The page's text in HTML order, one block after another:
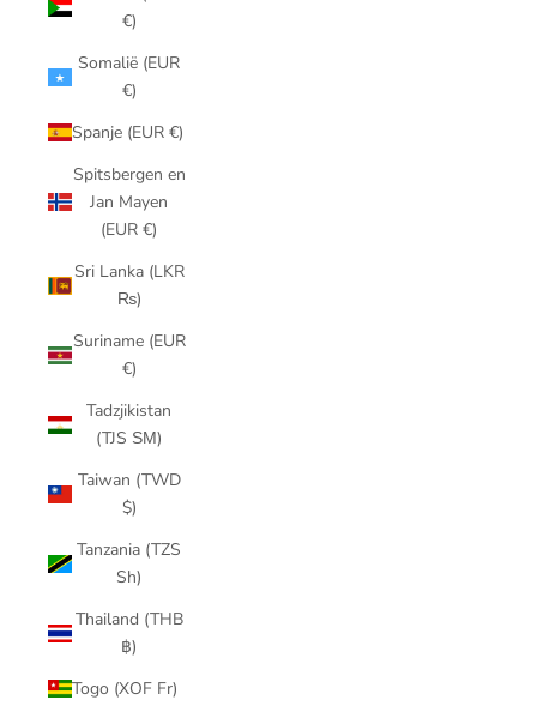
€)
Somalië (EUR
€)
Spanje (EUR €)
Spitsbergen en
Jan Mayen
(EUR €)
Sri Lanka (LKR
₨)
Suriname (EUR
€)
Tadzjikistan
(TJS ЅМ)
Taiwan (TWD
$)
Tanzania (TZS
Sh)
Thailand (THB
฿)
Togo (XOF Fr)